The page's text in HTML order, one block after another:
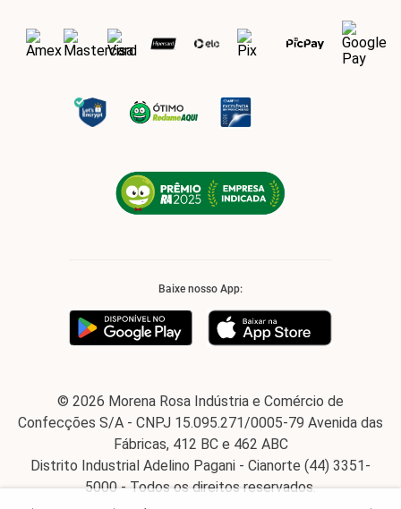
Baixe nosso App:
© 2026 Morena Rosa Indústria e Comércio de
Confecções S/A - CNPJ 15.095.271/0005-79 Avenida das
Fábricas, 412 BC e 462 ABC
Distrito Industrial Adelino Pagani - Cianorte (44) 3351-
5000 - Todos os direitos reservados.